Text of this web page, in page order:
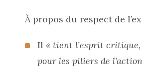
À propos du respect de
Il « tient l’esprit
pour les piliers de